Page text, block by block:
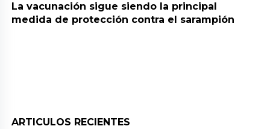
La vacunación sigue siendo la principal
medida de protección contra el sarampión
ARTICULOS RECIENTES